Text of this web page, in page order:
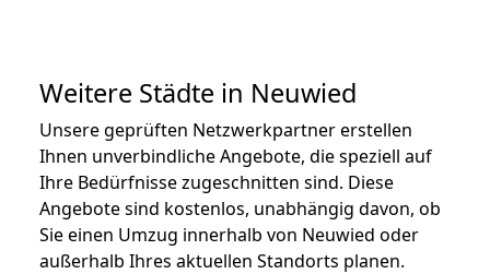
Weitere Städte in Neuwied
Unsere geprüften Netzwerkpartner erstellen
Ihnen unverbindliche Angebote, die speziell auf
Ihre Bedürfnisse zugeschnitten sind. Diese
Angebote sind kostenlos, unabhängig davon, ob
Sie einen Umzug innerhalb von Neuwied oder
außerhalb Ihres aktuellen Standorts planen.